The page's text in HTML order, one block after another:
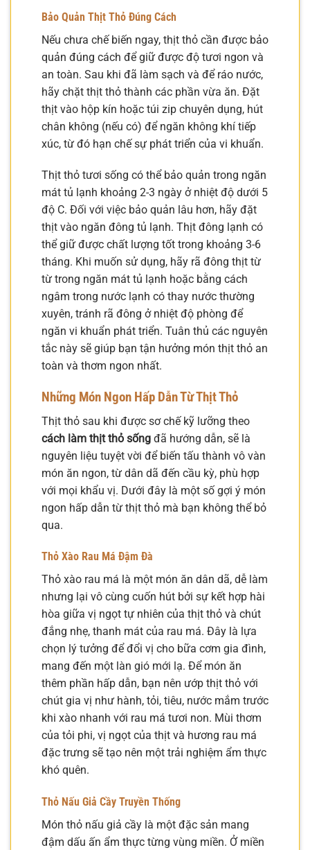
Bảo Quản Thịt Thỏ Đúng Cách
Nếu chưa chế biến ngay, thịt thỏ cần được bảo
quản đúng cách để giữ được độ tươi ngon và
an toàn. Sau khi đã làm sạch và để ráo nước,
hãy chặt thịt thỏ thành các phần vừa ăn. Đặt
thịt vào hộp kín hoặc túi zip chuyên dụng, hút
chân không (nếu có) để ngăn không khí tiếp
xúc, từ đó hạn chế sự phát triển của vi khuẩn.
Thịt thỏ tươi sống có thể bảo quản trong ngăn
mát tủ lạnh khoảng 2-3 ngày ở nhiệt độ dưới 5
độ C. Đối với việc bảo quản lâu hơn, hãy đặt
thịt vào ngăn đông tủ lạnh. Thịt đông lạnh có
thể giữ được chất lượng tốt trong khoảng 3-6
tháng. Khi muốn sử dụng, hãy rã đông thịt từ
từ trong ngăn mát tủ lạnh hoặc bằng cách
ngâm trong nước lạnh có thay nước thường
xuyên, tránh rã đông ở nhiệt độ phòng để
ngăn vi khuẩn phát triển. Tuân thủ các nguyên
tắc này sẽ giúp bạn tận hưởng món thịt thỏ an
toàn và thơm ngon nhất.
Những Món Ngon Hấp Dẫn Từ Thịt Thỏ
Thịt thỏ sau khi được sơ chế kỹ lưỡng theo
cách làm thịt thỏ sống đã hướng dẫn, sẽ là
nguyên liệu tuyệt vời để biến tấu thành vô vàn
món ăn ngon, từ dân dã đến cầu kỳ, phù hợp
với mọi khẩu vị. Dưới đây là một số gợi ý món
ngon hấp dẫn từ thịt thỏ mà bạn không thể bỏ
qua.
Thỏ Xào Rau Má Đậm Đà
Thỏ xào rau má là một món ăn dân dã, dễ làm
nhưng lại vô cùng cuốn hút bởi sự kết hợp hài
hòa giữa vị ngọt tự nhiên của thịt thỏ và chút
đắng nhẹ, thanh mát của rau má. Đây là lựa
chọn lý tưởng để đổi vị cho bữa cơm gia đình,
mang đến một làn gió mới lạ. Để món ăn
thêm phần hấp dẫn, bạn nên ướp thịt thỏ với
chút gia vị như hành, tỏi, tiêu, nước mắm trước
khi xào nhanh với rau má tươi non. Mùi thơm
của tỏi phi, vị ngọt của thịt và hương rau má
đặc trưng sẽ tạo nên một trải nghiệm ẩm thực
khó quên.
Thỏ Nấu Giả Cầy Truyền Thống
Món thỏ nấu giả cầy là một đặc sản mang
đậm dấu ấn ẩm thực từng vùng miền. Ở miền